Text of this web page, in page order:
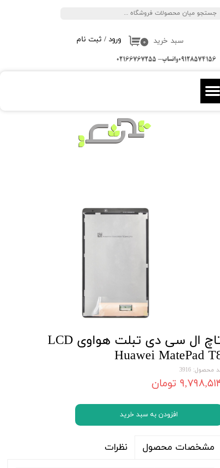
ورود / ثبت نام
تغییر گذر واژه
سفارشات
خروج از حساب کاربری
۰ سبد خرید
تاچ ال سی دی تبلت هواوی LCD
Huawei MatePad
محصول: 3916
تومان
افزودن به سبد خرید
مشخصات محصول نظرات